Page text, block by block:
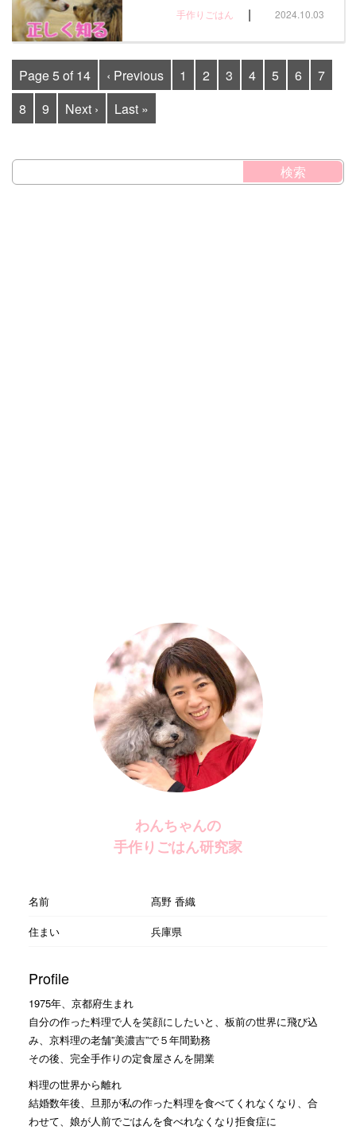
手作りごはん | 2024.10.03
Page 5 of 14 ‹ Previous 1 2 3 4 5 6
7
8
9 Next › Last »
わんちゃんの
手作りごはん研究家
名前
髙野 香織
住まい
兵庫県
Profile
1975年、京都府生まれ
自分の作った料理で人を笑顔にしたいと、板前の世界に飛び込
み、京料理の老舗”美濃吉”で５年間勤務
その後、完全手作りの定食屋さんを開業
料理の世界から離れ
結婚数年後、旦那が私の作った料理を食べてくれなくなり、合
わせて、娘が人前でごはんを食べれなくなり拒食症に